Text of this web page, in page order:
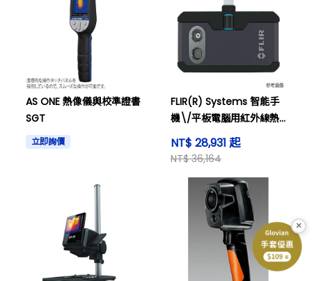
AS ONE 熱像儀與校準證書
SGT
立即詢價
FLIR(R) Systems 智能手
機\/平板電腦用紅外線熱
成像相機
NT$ 28,931 起
NT$ 36,164
×